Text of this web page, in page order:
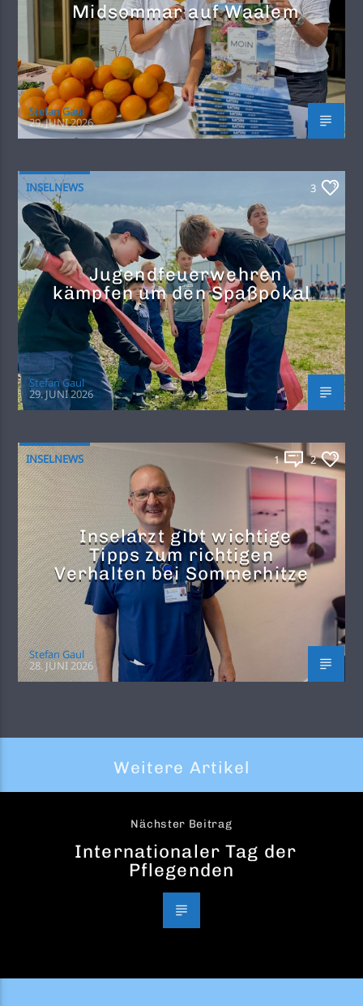
Midsommar auf Waalem
Stefan Gaul
29. JUNI 2026
INSELNEWS 3
Jugendfeuerwehren
kämpfen um den Spaßpokal
Stefan Gaul
29. JUNI 2026
INSELNEWS 1 2
Inselarzt gibt wichtige
Tipps zum richtigen
Verhalten bei Sommerhitze
Stefan Gaul
28. JUNI 2026
Weitere Artikel
Nächster Beitrag
Internationaler Tag der
Pflegenden